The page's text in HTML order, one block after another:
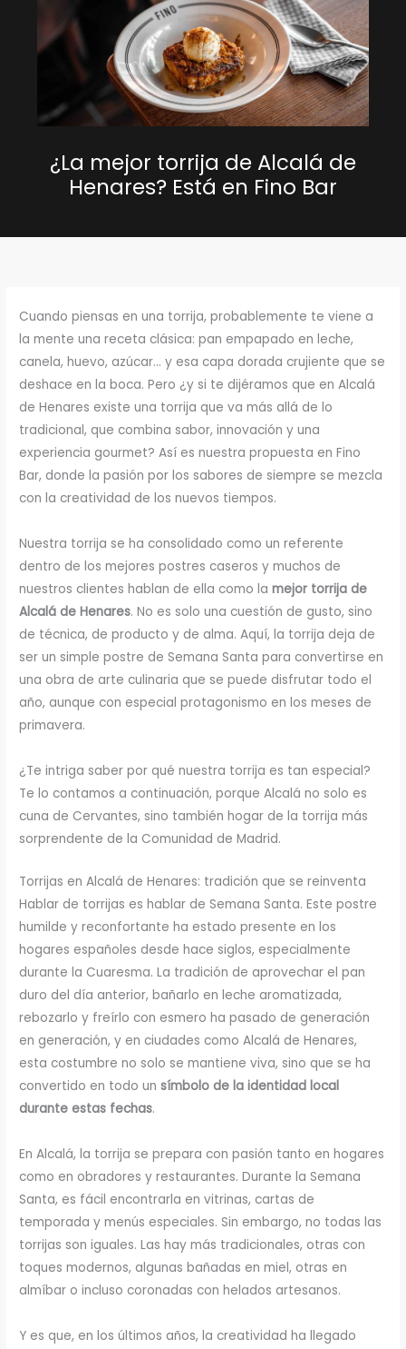
¿La mejor torrija de Alcalá de
Henares? Está en Fino Bar
Cuando piensas en una torrija, probablemente te viene a
la mente una receta clásica: pan empapado en leche,
canela, huevo, azúcar… y esa capa dorada crujiente que se
deshace en la boca. Pero ¿y si te dijéramos que en Alcalá
de Henares existe una torrija que va más allá de lo
tradicional, que combina sabor, innovación y una
experiencia gourmet? Así es nuestra propuesta en Fino
Bar, donde la pasión por los sabores de siempre se mezcla
con la creatividad de los nuevos tiempos.
Nuestra torrija se ha consolidado como un referente
dentro de los mejores postres caseros y muchos de
nuestros clientes hablan de ella como lamejor torrija de
Alcalá de Henares. No es solo una cuestión de gusto, sino
de técnica, de producto y de alma. Aquí, la torrija deja de
ser un simple postre de Semana Santa para convertirse en
una obra de arte culinaria que se puede disfrutar todo el
año, aunque con especial protagonismo en los meses de
primavera.
¿Te intriga saber por qué nuestra torrija es tan especial?
Te lo contamos a continuación, porque Alcalá no solo es
cuna de Cervantes, sino también hogar de la torrija más
sorprendente de la Comunidad de Madrid.
Torrijas en Alcalá de Henares: tradición que se reinventa
Hablar de torrijas es hablar de Semana Santa. Este postre
humilde y reconfortante ha estado presente en los
hogares españoles desde hace siglos, especialmente
durante la Cuaresma. La tradición de aprovechar el pan
duro del día anterior, bañarlo en leche aromatizada,
rebozarlo y freírlo con esmero ha pasado de generación
en generación, y en ciudades como Alcalá de Henares,
esta costumbre no solo se mantiene viva, sino que se ha
convertido en todo unsímbolo de la identidad local
durante estas fechas.
En Alcalá, la torrija se prepara con pasión tanto en hogares
como en obradores y restaurantes. Durante la Semana
Santa, es fácil encontrarla en vitrinas, cartas de
temporada y menús especiales. Sin embargo, no todas las
torrijas son iguales. Las hay más tradicionales, otras con
toques modernos, algunas bañadas en miel, otras en
almíbar o incluso coronadas con helados artesanos.
Y es que, en los últimos años, la creatividad ha llegado